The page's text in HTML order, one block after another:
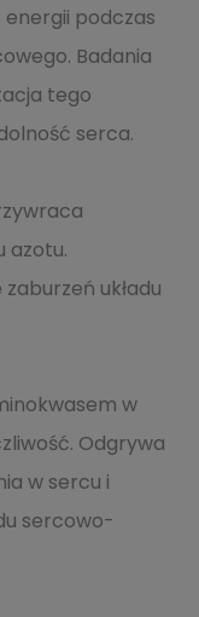
energii podczas
Badania
tego
serca.
azotu.
układu
w
Odgrywa
w sercu i
sercowo-